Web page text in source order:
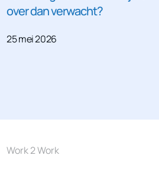
over dan verwacht?
25 mei 2026
Work 2 Work